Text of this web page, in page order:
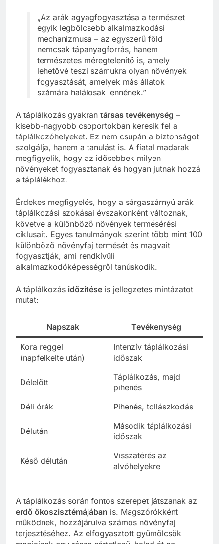
„Az arák agyagfogyasztása a természet
egyik legbölcsebb alkalmazkodási
mechanizmusa – az egyszerű föld
nemcsak tápanyagforrás, hanem
természetes méregtelenítő is, amely
lehetővé teszi számukra olyan növények
fogyasztását, amelyek más állatok
számára halálosak lennének.”
A táplálkozás gyakran társas tevékenység –
kisebb-nagyobb csoportokban keresik fel a
táplálkozóhelyeket. Ez nem csupán a biztonságot
szolgálja, hanem a tanulást is. A fiatal madarak
megfigyelik, hogy az idősebbek milyen
növényeket fogyasztanak és hogyan jutnak hozzá
a táplálékhoz.
Érdekes megfigyelés, hogy a sárgaszárnyú arák
táplálkozási szokásai évszakonként változnak,
követve a különböző növények termésérési
ciklusait. Egyes tanulmányok szerint több mint 100
különböző növényfaj termését és magvait
fogyasztják, ami rendkívüli
alkalmazkodóképességről tanúskodik.
A táplálkozás időzítése is jellegzetes mintázatot
mutat:
Napszak Tevékenység
Kora reggel
(napfelkelte után)
Intenzív táplálkozási
időszak
Délelőtt
Táplálkozás, majd
pihenés
Déli órák
Pihenés, tollászkodás
Délután
Második táplálkozási
időszak
Késő délután
Visszatérés az
alvóhelyekre
A táplálkozás során fontos szerepet játszanak az
erdő ökoszisztémájában is. Magszórókként
működnek, hozzájárulva számos növényfaj
terjesztéséhez. Az elfogyasztott gyümölcsök